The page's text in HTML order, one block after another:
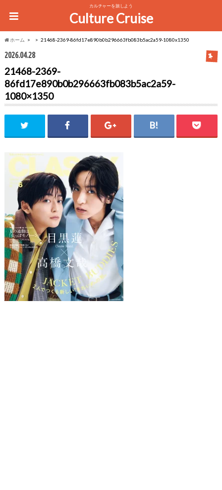
カルチャーを旅しよう
Culture Cruise
ホーム 21468-2369-86fd17e890b0b296663fb083b5ac2a59-1080x1350
2026.04.28
21468-2369-
86fd17e890b0b296663fb083b5ac2a59-
1080×1350